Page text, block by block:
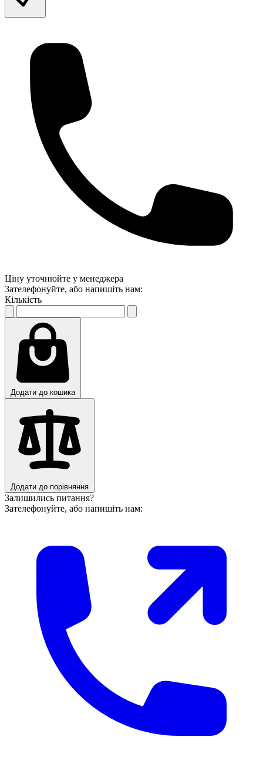
Ціну уточнюйте у менеджера
Зателефонуйте, або напишіть нам:
Кількість
Додати до кошика
Додати до порівняння
Залишились питання?
Зателефонуйте, або напишіть нам: